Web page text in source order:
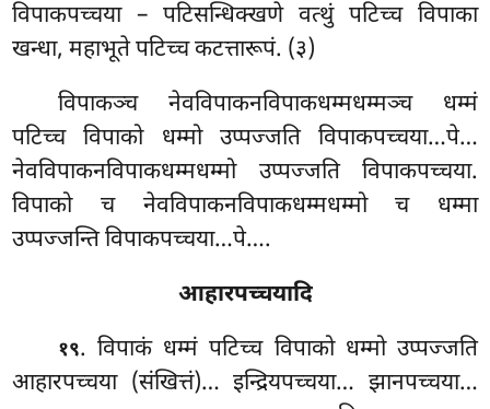
विपाकपच्चया – पटिसन्धिक्खणे वत्थुं पटिच्च विपाका
खन्धा, महाभूते पटिच्च कटत्तारूपं. (३)
विपाकञ्च नेवविपाकनविपाकधम्मधम्मञ्च धम्मं
पटिच्च विपाको धम्मो उप्पज्जति विपाकपच्चया…पे…
नेवविपाकनविपाकधम्मधम्मो उप्पज्जति विपाकपच्चया.
विपाको च नेवविपाकनविपाकधम्मधम्मो च धम्मा
उप्पज्जन्ति विपाकपच्चया…पे….
आहारपच्चयादि
१९. विपाकं धम्मं पटिच्च विपाको धम्मो उप्पज्जति
आहारपच्चया (संखित्तं)… इन्द्रियपच्चया… झानपच्चया…